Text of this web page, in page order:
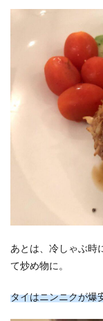
あとは、冷しゃぶ時
て炒め物に。
タイはニンニクが爆